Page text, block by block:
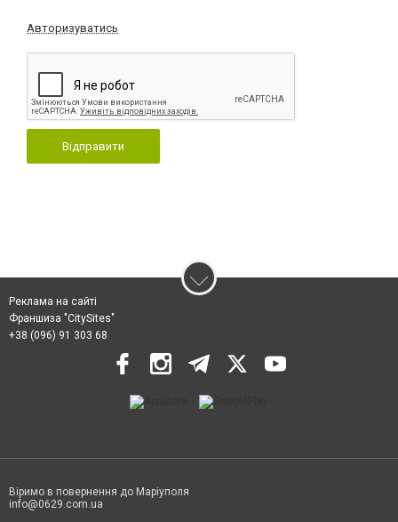
Авторизуватись
Відправити
Реклама на сайті
Франшиза "CitySites"
+38 (096) 91 303 68
Віримо в повернення до Маріуполя
info@0629.com.ua